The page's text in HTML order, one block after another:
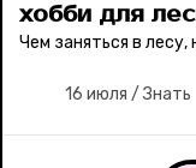
хобби для
Чем заняться в
16 июля / Знать